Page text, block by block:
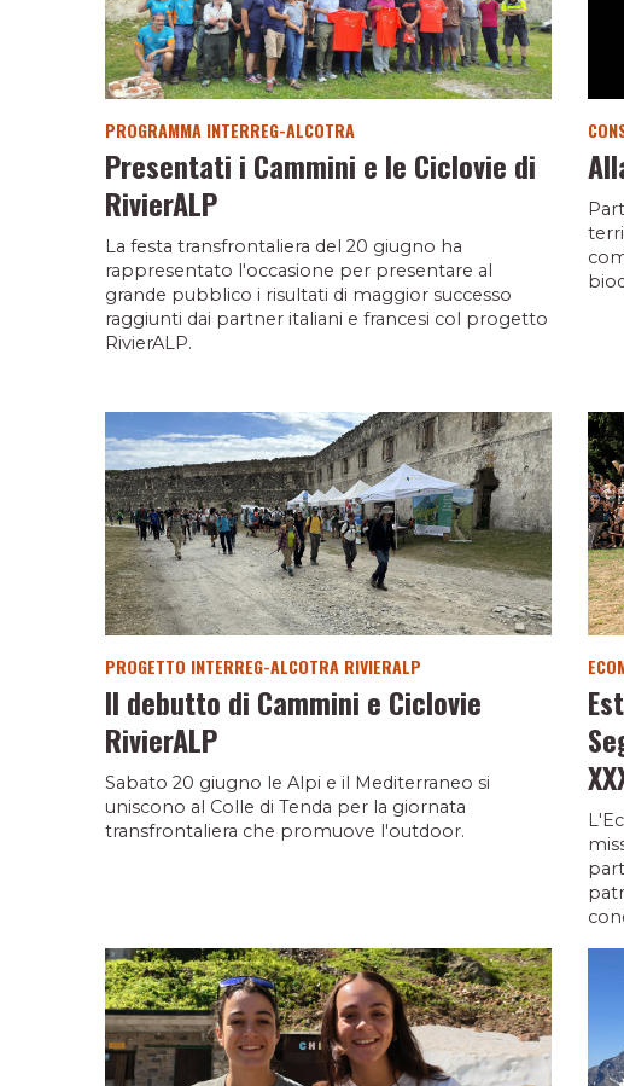
PROGRAMMA INTERREG-ALCOTRA
Presentati i Cammini e le Ciclovie di
RivierALP
La festa transfrontaliera del 20 giugno ha
rappresentato l'occasione per presentare al
grande pubblico i risultati di maggior successo
raggiunti dai partner italiani e francesi col progetto
RivierALP.
PROGETTO INTERREG-ALCOTRA RIVIERALP
Il debutto di Cammini e Ciclovie
RivierALP
Sabato 20 giugno le Alpi e il Mediterraneo si
uniscono al Colle di Tenda per la giornata
transfrontaliera che promuove l'outdoor.